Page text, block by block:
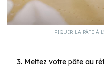
PIQUER LA PÂTE À
Mettez votre pâte au